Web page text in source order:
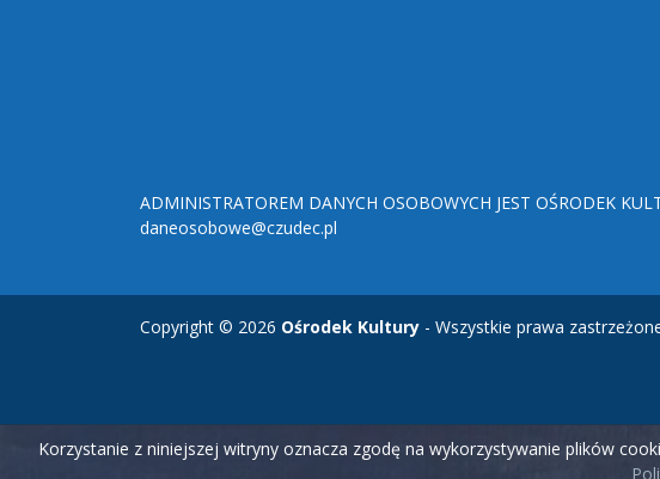
ADMINISTRATOREM DANYCH OSOBOWYCH JEST OŚRODEK
daneosobowe@czudec.pl
Copyright © 2026 Ośrodek Kultury - Wszystkie prawa
Korzystanie z niniejszej witryny oznacza zgodę na wykorzystywanie plików